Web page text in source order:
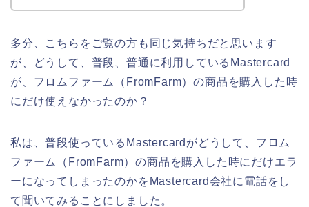
多分、こちらをご覧の方も同じ気持ちだと思います
が、どうして、普段、普通に利用しているMastercard
が、フロムファーム（FromFarm）の商品を購入した時
にだけ使えなかったのか？
私は、普段使っているMastercardがどうして、フロム
ファーム（FromFarm）の商品を購入した時にだけエラ
ーになってしまったのかをMastercard会社に電話をし
て聞いてみることにしました。